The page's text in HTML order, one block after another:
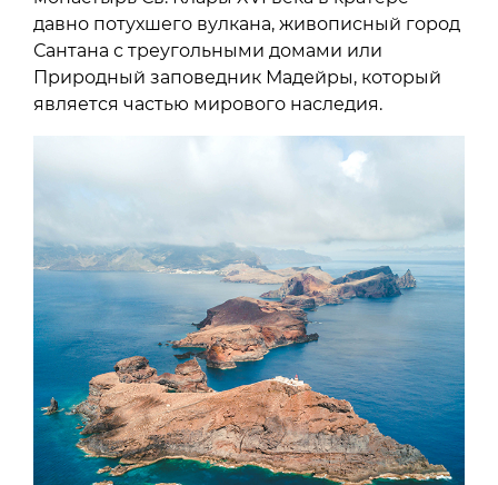
давно потухшего вулкана, живописный город
Сантана с треугольными домами или
Природный заповедник Мадейры, который
является частью мирового наследия.